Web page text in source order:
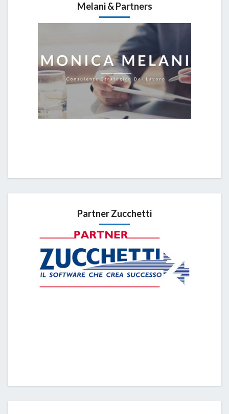
Melani & Partners
Partner Zucchetti